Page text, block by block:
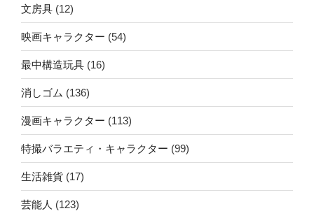
文房具 (12)
映画キャラクター (54)
最中構造玩具 (16)
消しゴム (136)
漫画キャラクター (113)
特撮バラエティ・キャラクター (99)
生活雑貨 (17)
芸能人 (123)